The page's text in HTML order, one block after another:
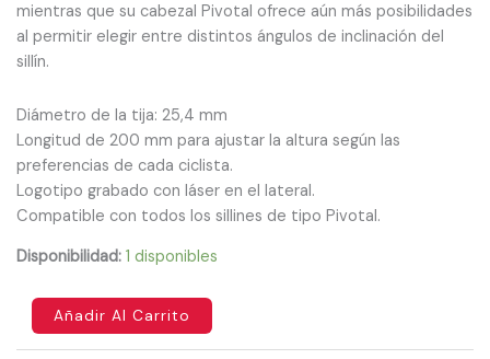
mientras que su cabezal Pivotal ofrece aún más posibilidades
al permitir elegir entre distintos ángulos de inclinación del
sillín.
Diámetro de la tija: 25,4 mm
Longitud de 200 mm para ajustar la altura según las
preferencias de cada ciclista.
Logotipo grabado con láser en el lateral.
Compatible con todos los sillines de tipo Pivotal.
Disponibilidad: 1 disponibles
Añadir Al Carrito